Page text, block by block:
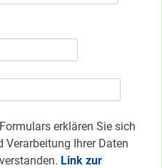
erklären Sie sich
Verarbeitung Ihrer Daten
Link zur